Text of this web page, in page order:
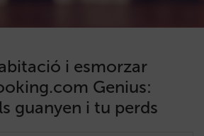
i esmorzar
Genius:
guanyen i tu perds